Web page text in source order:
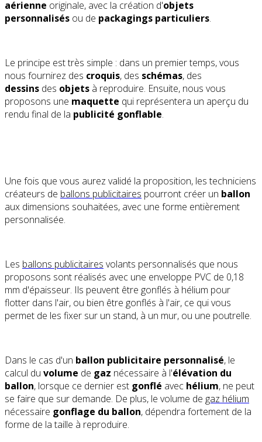
aérienne originale, avec la création d'objets
personnalisés ou de packagings particuliers.
Le principe est très simple : dans un premier temps, vous
nous fournirez des croquis, des schémas, des
dessins des objets à reproduire. Ensuite, nous vous
proposons une maquette qui représentera un aperçu du
rendu final de la publicité gonflable.
Une fois que vous aurez validé la proposition, les techniciens
créateurs de ballons publicitaires pourront créer un ballon
aux dimensions souhaitées, avec une forme entièrement
personnalisée.
Les ballons publicitaires volants personnalisés que nous
proposons sont réalisés avec une enveloppe PVC de 0,18
mm d'épaisseur. Ils peuvent être gonflés à hélium pour
flotter dans l'air, ou bien être gonflés à l'air, ce qui vous
permet de les fixer sur un stand, à un mur, ou une poutrelle.
Dans le cas d'un ballon publicitaire personnalisé, le
calcul du volume de gaz nécessaire à l'élévation du
ballon, lorsque ce dernier est gonflé avec hélium, ne peut
se faire que sur demande. De plus, le volume de gaz hélium
nécessaire gonflage du ballon, dépendra fortement de la
forme de la taille à reproduire.